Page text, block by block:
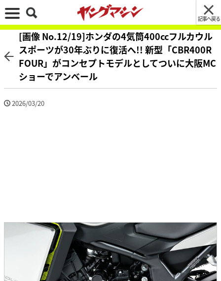
記事へ戻る
[画像 No.12/19]ホンダの4気筒400ccフルカウル
スポーツが30年ぶりに復活へ!! 新型「CBR400R
FOUR」がコンセプトモデルとしてついに大阪MC
ショーでアンベール
2026/03/20